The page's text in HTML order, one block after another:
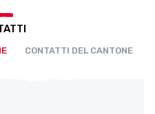
CONTATTI DEL CANTONE